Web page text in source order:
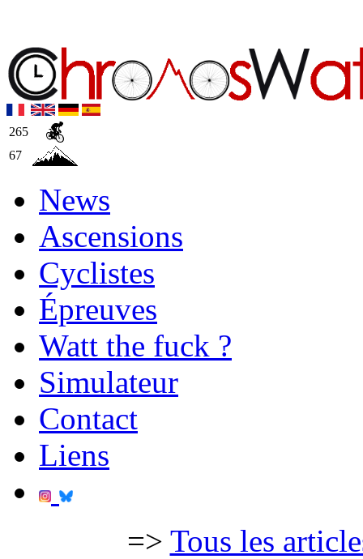
265
67
News
Ascensions
Cyclistes
Épreuves
Watt the fuck ?
Simulateur
Contact
Liens
=> Tous les